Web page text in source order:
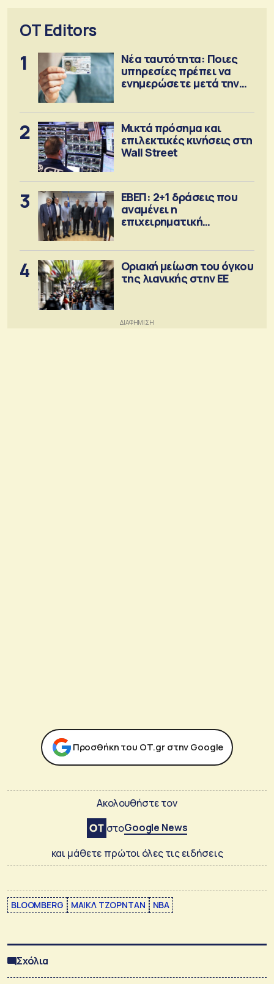
OT Editors
1
Νέα ταυτότητα: Ποιες
υπηρεσίες πρέπει να
ενημερώσετε μετά την
2
Μικτά πρόσημα και
επιλεκτικές κινήσεις στη
Wall Street
3
ΕΒΕΠ: 2+1 δράσεις που
αναμένει η
επιχειρηματική
4
Οριακή μείωση του όγκου
της λιανικής στην ΕΕ
Προσθήκη του ΟΤ.gr στην Google
Ακολουθήστε τον
στοGoogle News
και μάθετε πρώτοι όλες τις ειδήσεις
BLOOMBERG ΜΑΙΚΛ ΤΖΟΡΝΤΑΝ ΝΒΑ
Σχόλια